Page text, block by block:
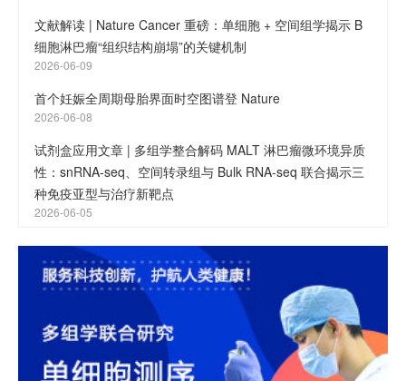
文献解读 | Nature Cancer 重磅：单细胞 + 空间组学揭示 B
细胞淋巴瘤“组织结构崩塌”的关键机制
2026-06-09
首个妊娠全周期母胎界面时空图谱登 Nature
2026-06-08
试剂盒应用文章 | 多组学整合解码 MALT 淋巴瘤微环境异质
性：snRNA-seq、空间转录组与 Bulk RNA-seq 联合揭示三
种免疫亚型与治疗新靶点
2026-06-05